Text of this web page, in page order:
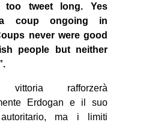
too tweet long. Yes
a coup ongoing in
never were good
people but neither
vittoria rafforzerà
Erdogan e il suo
autoritario, ma i limiti